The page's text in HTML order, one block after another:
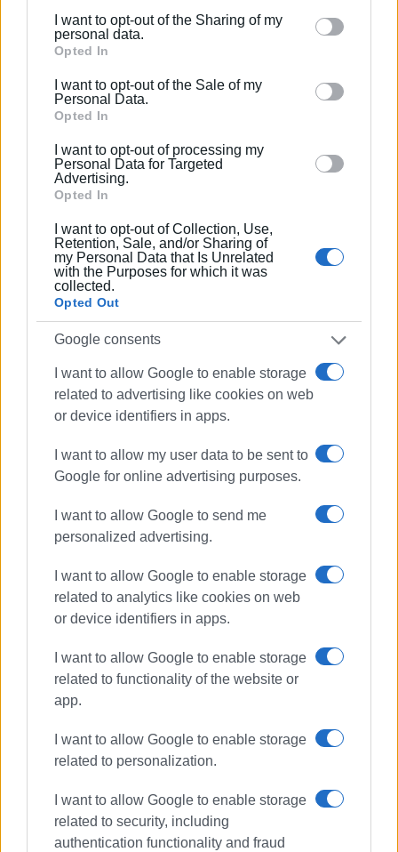
Please note that this website/app uses one or more
Google services and may gather and store information
behaviour. You may click to grant or deny consent to
Google and its third-party tags to use your data for
section.
I want to opt-out of the Sharing of my
personal data.
Opted In
I want to opt-out of the Sale of my
Personal Data.
Opted In
I want to opt-out of processing my
Personal Data for Targeted
Advertising.
Opted In
I want to opt-out of Collection, Use,
Retention, Sale, and/or Sharing of
my Personal Data that Is Unrelated
with the Purposes for which it was
collected.
Opted Out
Google consents
I want to allow Google to enable storage
related to advertising like cookies on web
or device identifiers in apps.
I want to allow my user data to be sent to
Google for online advertising purposes.
I want to allow Google to send me
personalized advertising.
I want to allow Google to enable storage
related to analytics like cookies on web
or device identifiers in apps.
I want to allow Google to enable storage
related to functionality of the website or
app.
I want to allow Google to enable storage
related to personalization.
I want to allow Google to enable storage
related to security, including
authentication functionality and fraud
Ακολουθήστε το enimerosi στο